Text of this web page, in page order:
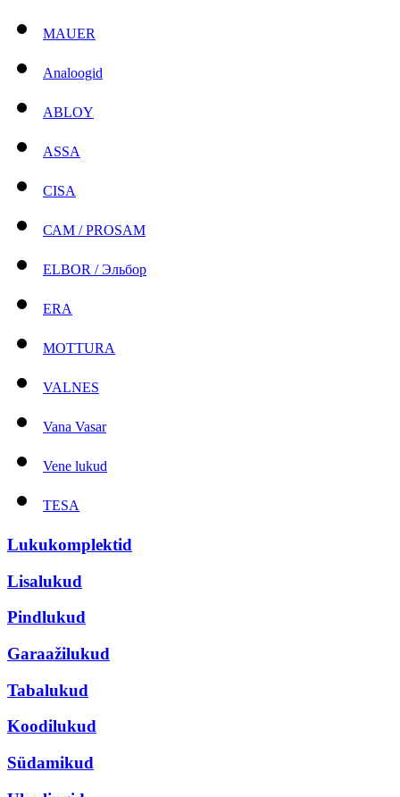
MAUER
Analoogid
ABLOY
ASSA
CISA
САМ / PROSAM
ELBOR / Эльбор
ERA
MOTTURA
VALNES
Vana Vasar
Vene lukud
TESA
Lukukomplektid
Lisalukud
Pindlukud
Garaažilukud
Tabalukud
Koodilukud
Südamikud